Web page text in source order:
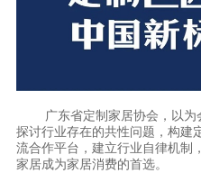
门窗实力派
理想生活
广东省定制家居协会，以为
探讨行业存在的共性问题，构建
流合作平台，建立行业自律机制
家居成为家居消费的首选。